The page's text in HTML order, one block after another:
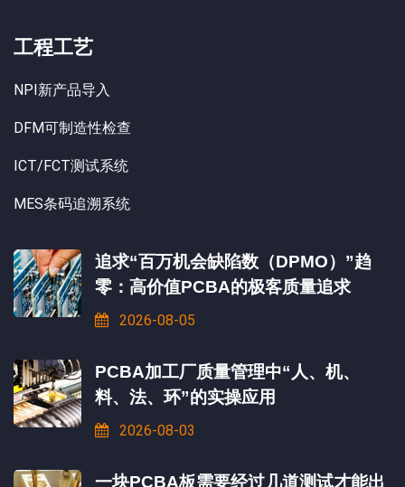
工程工艺
NPI新产品导入
DFM可制造性检查
ICT/FCT测试系统
MES条码追溯系统
追求“百万机会缺陷数（DPMO）”趋
零：高价值PCBA的极客质量追求
2026-08-05
PCBA加工厂质量管理中“人、机、
料、法、环”的实操应用
2026-08-03
一块PCBA板需要经过几道测试才能出